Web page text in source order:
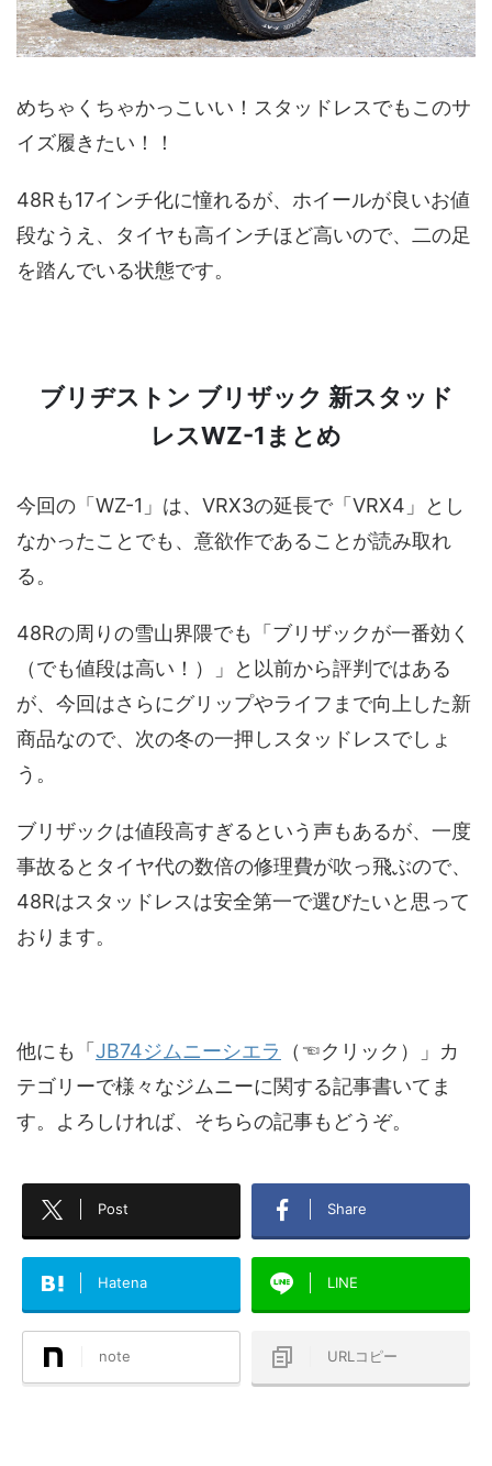
めちゃくちゃかっこいい！スタッドレスでもこのサ
イズ履きたい！！
48Rも17インチ化に憧れるが、ホイールが良いお値
段なうえ、タイヤも高インチほど高いので、二の足
を踏んでいる状態です。
ブリヂストン ブリザック 新スタッド
レスWZ-1まとめ
今回の「WZ-1」は、VRX3の延長で「VRX4」とし
なかったことでも、意欲作であることが読み取れ
る。
48Rの周りの雪山界隈でも「ブリザックが一番効く
（でも値段は高い！）」と以前から評判ではある
が、今回はさらにグリップやライフまで向上した新
商品なので、次の冬の一押しスタッドレスでしょ
う。
ブリザックは値段高すぎるという声もあるが、一度
事故るとタイヤ代の数倍の修理費が吹っ飛ぶので、
48Rはスタッドレスは安全第一で選びたいと思って
おります。
他にも「 JB74ジムニーシエラ
（☜クリック）」カ
テゴリーで様々なジムニーに関する記事書いてま
す。よろしければ、そちらの記事もどうぞ。
Post Share
Hatena LINE
note URLコピー